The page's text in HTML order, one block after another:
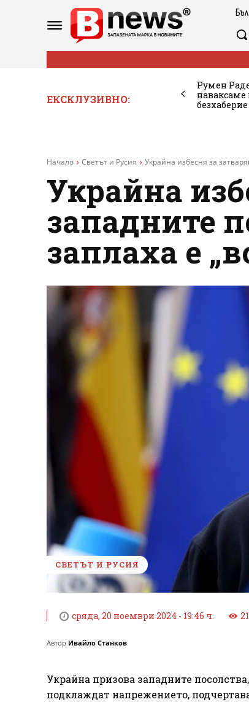
ЕКСКЛУЗИВНО:
Румен
наваксаме
Начало Светът и Русия Украйна избесня за
Украйна
западните
заплаха е
СВЕТЪТ И РУСИЯ
сряда, 20 ноември 2024 - 19:46 ч.
Автор Ивайло Станков
Украйна призова западните
подклаждат напрежението,